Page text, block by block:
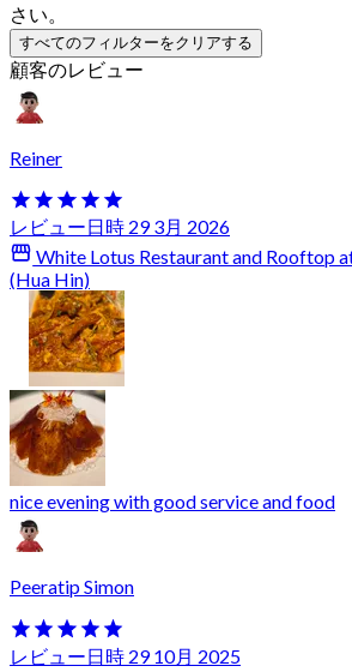
さい。
すべてのフィルターをクリアする
顧客のレビュー
Reiner
レビュー日時 29 3月 2026
White Lotus Restaurant and Rooftop
(Hua Hin)
nice evening with good service and food
Peeratip Simon
レビュー日時 29 10月 2025